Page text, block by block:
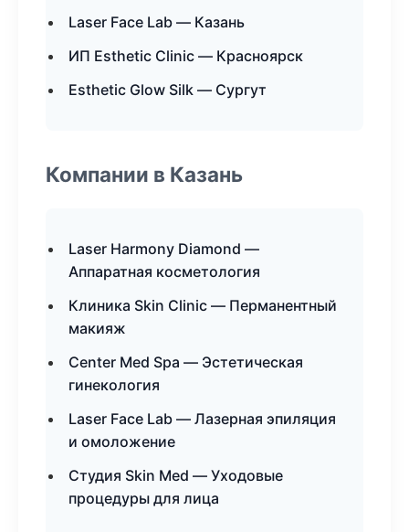
Laser Face Lab — Казань
ИП Esthetic Clinic — Красноярск
Esthetic Glow Silk — Сургут
Компании в Казань
Laser Harmony Diamond —
Аппаратная косметология
Клиника Skin Clinic — Перманентный
макияж
Center Med Spa — Эстетическая
гинекология
Laser Face Lab — Лазерная эпиляция
и омоложение
Студия Skin Med — Уходовые
процедуры для лица